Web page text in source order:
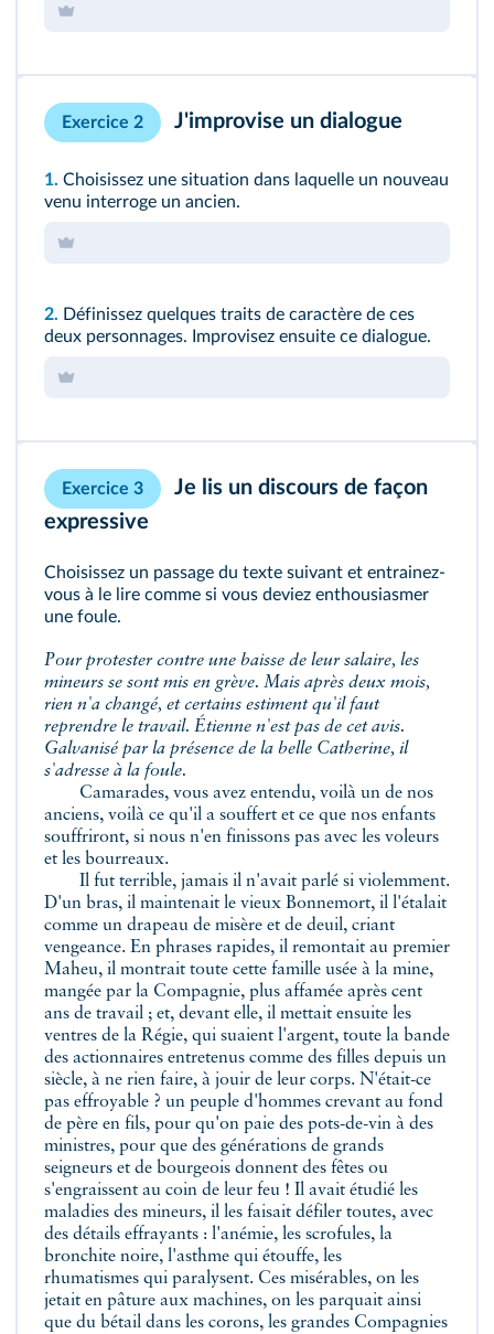
Exercice 2 J'improvise un dialogue
1. Choisissez une situation dans laquelle un nouveau
venu interroge un ancien.
2. Définissez quelques traits de caractère de ces
deux personnages. Improvisez ensuite ce dialogue.
Exercice 3
Je lis un discours de façon
expressive
Choisissez un passage du texte suivant et entrainez-
vous à le lire comme si vous deviez enthousiasmer
une foule.
Pour protester contre une baisse de leur salaire, les
mineurs se sont mis en grève. Mais après deux mois,
rien n'a changé, et certains estiment qu'il faut
reprendre le travail. Étienne n'est pas de cet avis.
Galvanisé par la présence de la belle Catherine, il
s'adresse à la foule.
Camarades, vous avez entendu, voilà un de nos
anciens, voilà ce qu'il a souffert et ce que nos enfants
souffriront, si nous n'en finissons pas avec les voleurs
et les bourreaux.
Il fut terrible, jamais il n'avait parlé si violemment.
D'un bras, il maintenait le vieux Bonnemort, il l'étalait
comme un drapeau de misère et de deuil, criant
vengeance. En phrases rapides, il remontait au premier
Maheu, il montrait toute cette famille usée à la mine,
mangée par la Compagnie, plus affamée après cent
ans de travail ; et, devant elle, il mettait ensuite les
ventres de la Régie, qui suaient l'argent, toute la bande
des actionnaires entretenus comme des filles depuis un
siècle, à ne rien faire, à jouir de leur corps. N'était-ce
pas effroyable ? un peuple d'hommes crevant au fond
de père en fils, pour qu'on paie des pots-de-vin à des
ministres, pour que des générations de grands
seigneurs et de bourgeois donnent des fêtes ou
s'engraissent au coin de leur feu ! Il avait étudié les
maladies des mineurs, il les faisait défiler toutes, avec
des détails effrayants : l'anémie, les scrofules, la
bronchite noire, l'asthme qui étouffe, les
rhumatismes qui paralysent. Ces misérables, on les
jetait en pâture aux machines, on les parquait ainsi
que du bétail dans les corons, les grandes Compagnies